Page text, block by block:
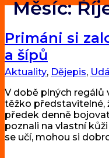
Měsíc:
Primáni si
a šípů
Aktuality, Dějepis,
V době plných regálů
těžko představitelné,
předek denně
poznali na vlastní
se učí, mohou si